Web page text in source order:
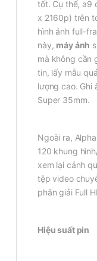
tốt. Cụ thể, a9
x 2160p) trên
hình ảnh full-
này, máy ảnh
mà không cần
tin, lấy mẫu
lượng cao. Ghi
Super 35mm.
Ngoài ra,
120 khung
xem lại cảnh
tệp video
phân giải Full
Hiệu suất pin